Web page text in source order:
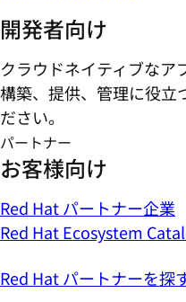
開発者向け
クラウドネイティブなア
構築、提供、管理に役立
ださい。
パートナー
お客様向け
Red Hat パートナー企業
Red Hat Ecosystem
Red Hat パートナーを探